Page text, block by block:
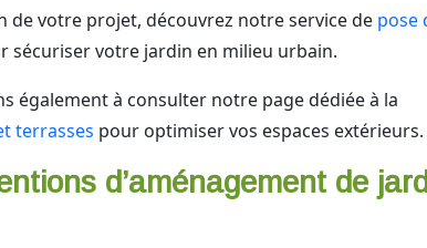
de votre projet, découvrez notre service de pose
sécuriser votre jardin en milieu urbain.
également à consulter notre page dédiée à la
terrasses pour optimiser vos espaces extérieurs.
d’aménagement de